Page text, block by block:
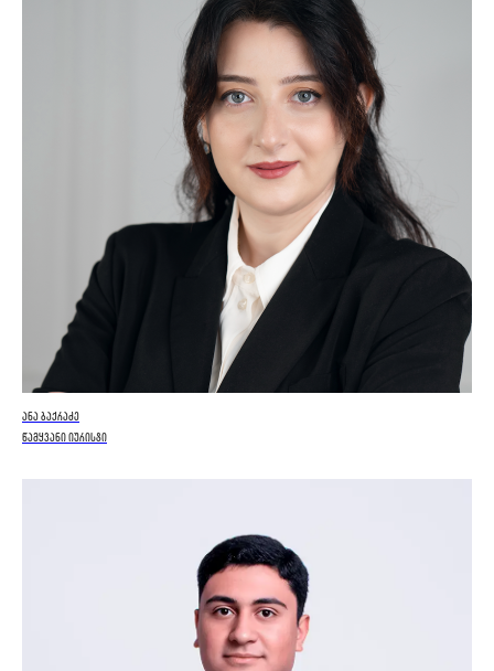
ანა ბაქრაძე
წამყვანი იურისტი